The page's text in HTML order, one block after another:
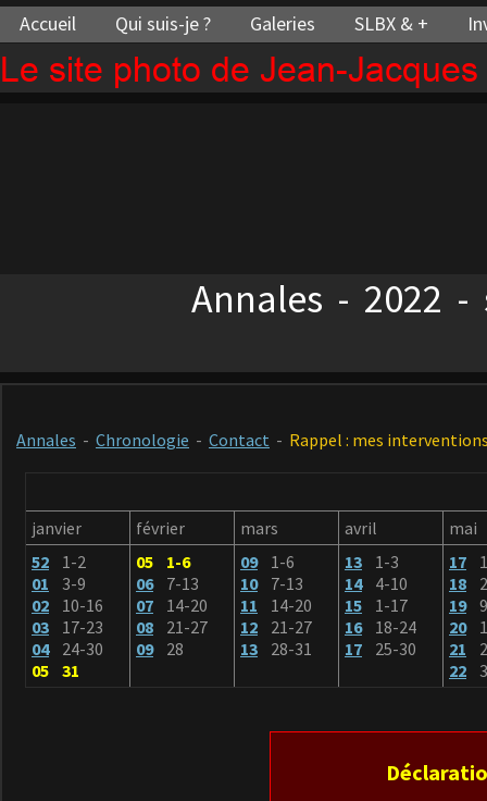
Le site photo de Jean-
Accueil Qui suis-je ? Galeries SLBX & +
Annales - 2022 -
Annales - Chronologie - Contact - Rappel : mes
janvier février mars avril
mai
52 1-2
01 3-9
02 10-16
03 17-23
0424-30
05 31
05 1-6
067-13
07 14-20
08 21-27
0928
091-6
107-13
11 14-20
12 21-27
13 28-31
13 1-3
144-10
15 1-17
1618-24
17 25-30
17 1
18
19
20
21
22